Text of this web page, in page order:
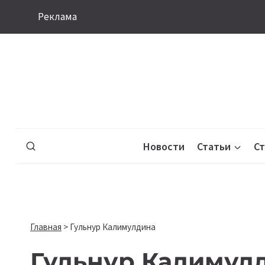
Реклама
Новости Статьи
Главная > Гульнур Калимулдина